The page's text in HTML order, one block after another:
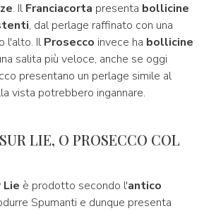
. IlFranciacorta presenta bollicine
, dal perlage raffinato con una
l'alto. IlProsecco invece ha bollicine
salita più veloce, anche se oggi
presentano un perlage simile al
vista potrebbero ingannare.
LIE, O PROSECCO COL
è prodotto secondo l'antico
Spumanti e dunque presenta